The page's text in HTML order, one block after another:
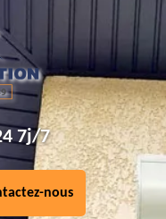
7j/7
nous